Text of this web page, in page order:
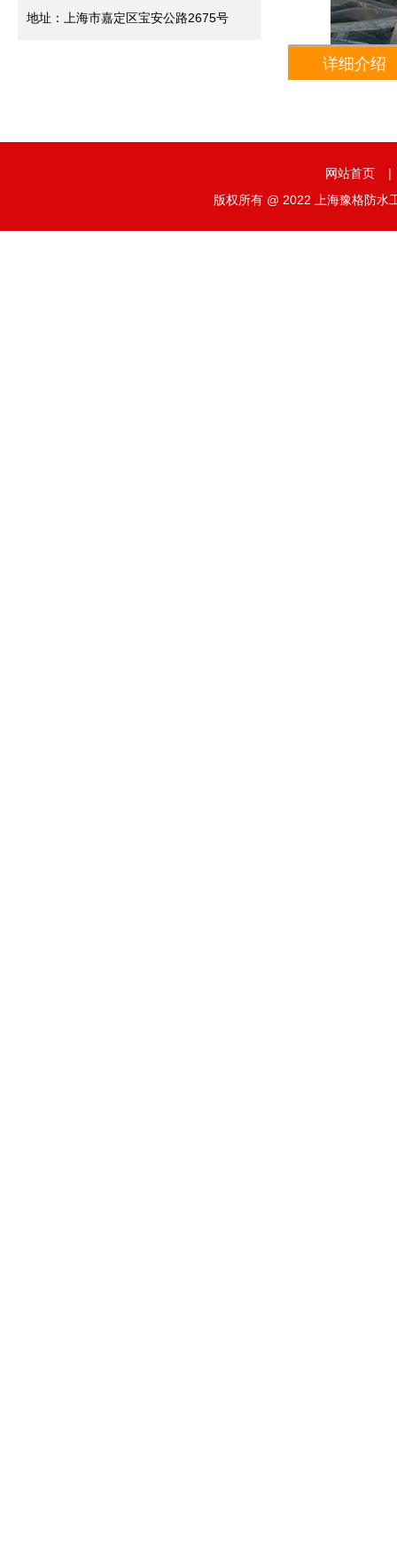
地址：上海市嘉定区宝安公路2675号
详细介绍
网站首页
|
版权所有 @ 2022 上海豫格防水